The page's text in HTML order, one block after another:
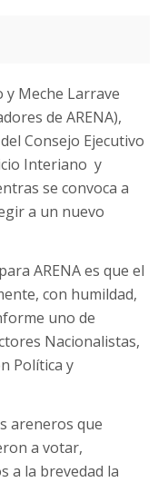
y Meche Larrave
de ARENA),
Consejo Ejecutivo
Interiano y
se convoca a
a un nuevo
ARENA es que el
con humildad,
uno de
Nacionalistas,
Política y
areneros que
a votar,
a la brevedad la